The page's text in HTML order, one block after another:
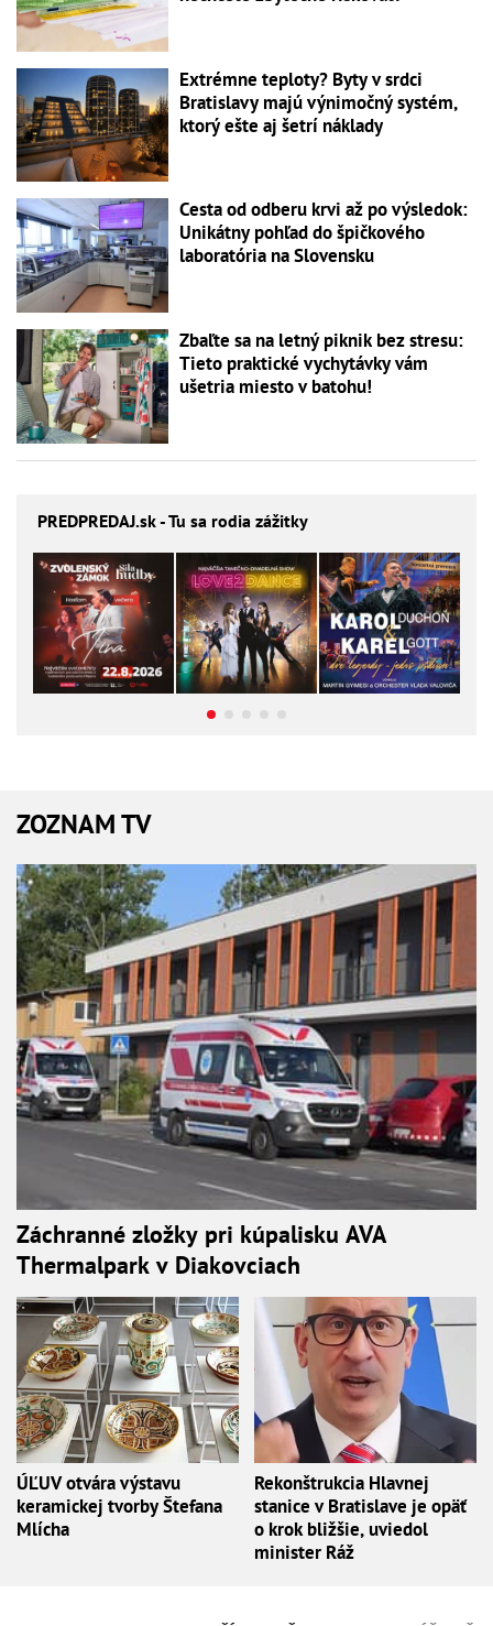
Extrémne teploty? Byty v srdci
Bratislavy majú výnimočný systém,
ktorý ešte aj šetrí náklady
Cesta od odberu krvi až po výsledok:
Unikátny pohľad do špičkového
laboratória na Slovensku
Zbaľte sa na letný piknik bez stresu:
Tieto praktické vychytávky vám
ušetria miesto v batohu!
PREDPREDAJ.sk - Tu sa rodia zážitky
ZOZNAM TV
Záchranné zložky pri kúpalisku AVA
Thermalpark v Diakovciach
ÚĽUV otvára výstavu
keramickej tvorby Štefana
Mlícha
Rekonštrukcia Hlavnej
stanice v Bratislave je opäť
o krok bližšie, uviedol
minister Ráž